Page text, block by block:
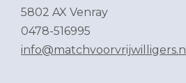
5802 AX Venray
0478-516995
info@matchvoorvrijwilligers.nl